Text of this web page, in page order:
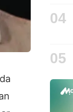
04
05